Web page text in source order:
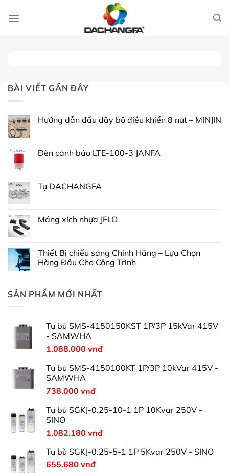
đến
BÀI VIẾT GẦN ĐÂY
Hướng dẫn đấu dây bộ điều khiển 8 nút – MINJIN
Đèn cảnh báo LTE-100-3 JANFA
Tụ DACHANGFA
Máng xích nhựa JFLO
Thiết Bị chiếu sáng Chính Hãng – Lựa Chọn
Hàng Đầu Cho Công Trình
SẢN PHẨM MỚI NHẤT
Tụ bù SMS-4150150KST 1P/3P 15kVar 415V
- SAMWHA
1.088.000 vnđ
Tụ bù SMS-4150100KT 1P/3P 10kVar 415V -
SAMWHA
738.000 vnđ
Tụ bù SGKJ-0.25-10-1 1P 10Kvar 250V -
SINO
1.082.180 vnđ
Tụ bù SGKJ-0.25-5-1 1P 5Kvar 250V - SINO
655.680 vnđ